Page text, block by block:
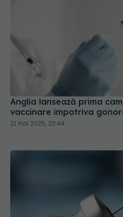
Anglia lansează prima
vaccinare împotriva
21 mai 2025, 23:44